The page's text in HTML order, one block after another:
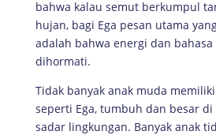
bahwa kalau semut berkumpul
hujan, bagi Ega pesan utama
adalah bahwa energi dan
dihormati.
Tidak banyak anak muda
seperti Ega, tumbuh dan besar
sadar lingkungan. Banyak anak